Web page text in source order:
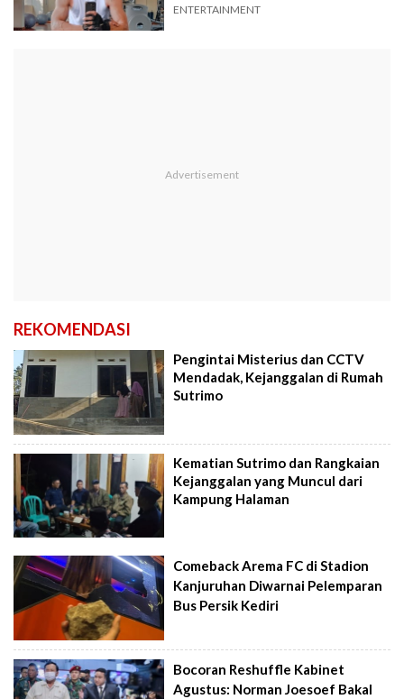
ENTERTAINMENT
REKOMENDASI
Pengintai Misterius dan CCTV
Mendadak, Kejanggalan di Rumah
Sutrimo
Kematian Sutrimo dan Rangkaian
Kejanggalan yang Muncul dari
Kampung Halaman
Comeback Arema FC di Stadion
Kanjuruhan Diwarnai Pelemparan
Bus Persik Kediri
Bocoran Reshuffle Kabinet
Agustus: Norman Joesoef Bakal